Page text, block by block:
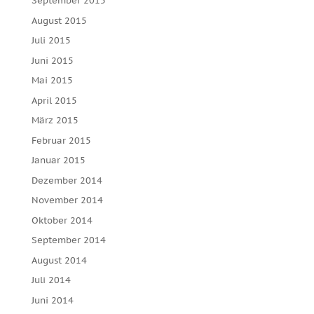
August 2015
Juli 2015
Juni 2015
Mai 2015
April 2015
März 2015
Februar 2015
Januar 2015
Dezember 2014
November 2014
Oktober 2014
September 2014
August 2014
Juli 2014
Juni 2014